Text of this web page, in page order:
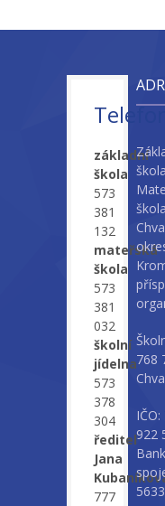
základní
škola
573
381
132
mateřská
škola
573
381
032
školní
jídelna
573
378
304
ředitel
Jana
777
škola
768
IČO:
922